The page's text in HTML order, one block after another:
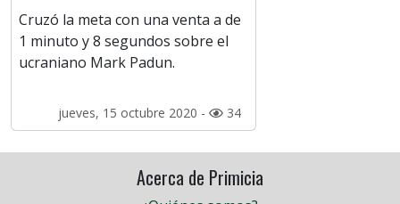
Cruzó la meta con una venta a de
1 minuto y 8 segundos sobre el
ucraniano Mark Padun.
jueves, 15 octubre 2020 - 34
Acerca de Primicia